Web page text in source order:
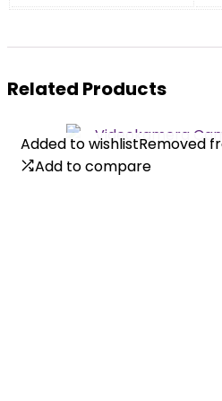
Related Products
Added to wishlistRemoved
Add to compare
Added to wishlistRemoved
Add to compare